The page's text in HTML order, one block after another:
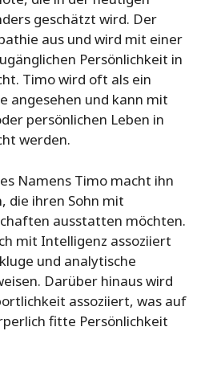
geschätzt wird. Der
aus und wird mit einer
Persönlichkeit in
Timo wird oft als ein
angesehen und kann mit
persönlichen Leben in
werden.
Namens Timo macht ihn
ihren Sohn mit
ausstatten möchten.
mit Intelligenz assoziiert
und analytische
Darüber hinaus wird
assoziiert, was auf
fitte Persönlichkeit